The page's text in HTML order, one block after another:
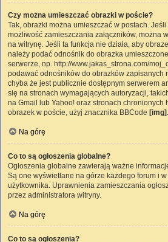
Czy można umieszczać obrazki w poście?
Tak, obrazki można umieszczać w postach. Jeśli
możliwość zamieszczania załączników, można
na witrynę. Jeśli ta funkcja nie działa, aby
należy podać odnośnik do obrazka
serwerze, np. http://www.jakas_strona.com/
podawać odnośników do obrazków zapisanych
chyba że jest publicznie dostępnym serwerem
się na stronach wymagających autoryzacji,
na Gmail lub Yahoo! oraz stronach chronionych
obrazek w poście, użyj znacznika BBCode [img] .
Na górę
Co to są ogłoszenia globalne?
Ogłoszenia globalne zawierają ważne
Są one wyświetlane na górze każdego forum i
użytkownika. Uprawnienia zamieszczania
przez administratora witryny.
Na górę
Co to są ogłoszenia?